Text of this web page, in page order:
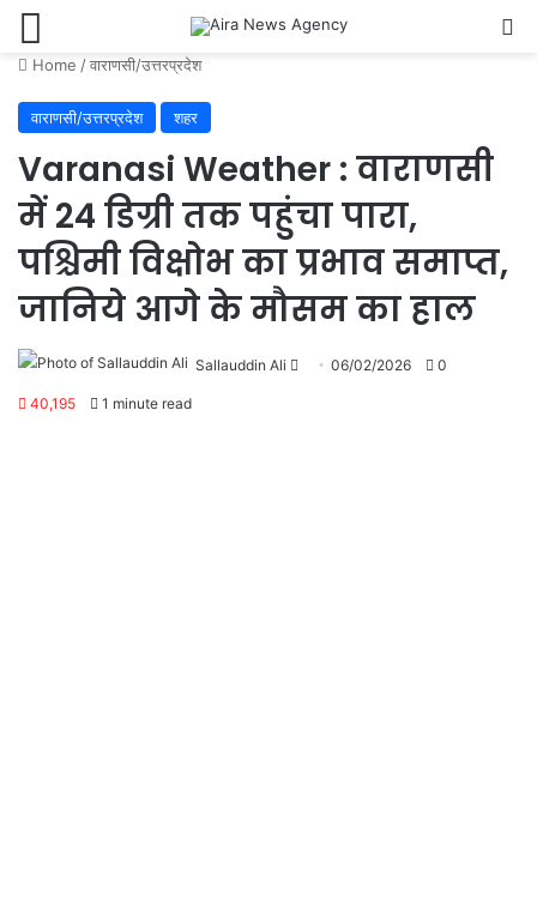
Home /वाराणसी/उत्तरप्रदेश
वाराणसी/उत्तरप्रदेश शहर
Varanasi Weather : वाराणसी
में 24 डिग्री तक पहुंचा पारा,
पश्चिमी विक्षोभ का प्रभाव समाप्त,
जानिये आगे के मौसम का हाल
Sallauddin Ali
Send06/02/2026 0
40,195 1 minute read